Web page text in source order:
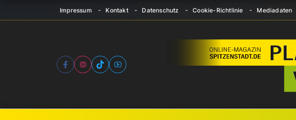
Impressum Kontakt Datenschutz Cookie-Richtlinie Mediadaten